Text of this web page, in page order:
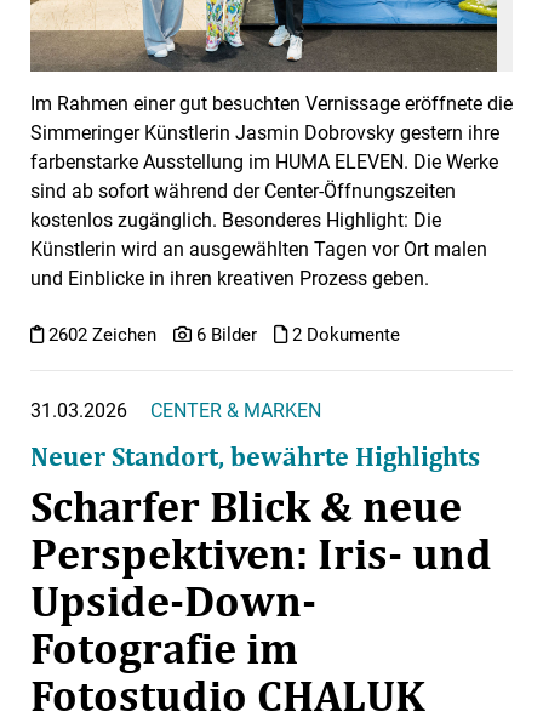
Im Rahmen einer gut besuchten Vernissage eröffnete die
Simmeringer Künstlerin Jasmin Dobrovsky gestern ihre
farbenstarke Ausstellung im HUMA ELEVEN. Die Werke
sind ab sofort während der Center-Öffnungszeiten
kostenlos zugänglich. Besonderes Highlight: Die
Künstlerin wird an ausgewählten Tagen vor Ort malen
und Einblicke in ihren kreativen Prozess geben.
2602 Zeichen 6 Bilder 2 Dokumente
31.03.2026 CENTER & MARKEN
Neuer Standort, bewährte Highlights
Scharfer Blick & neue
Perspektiven: Iris- und
Upside-Down-
Fotografie im
Fotostudio CHALUK